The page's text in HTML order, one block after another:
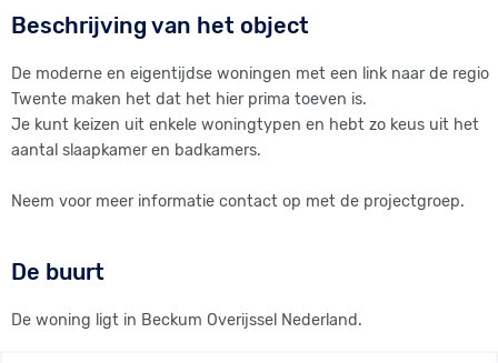
te maken en daarnaast kun je kiezen uit opties als volledige
verhuur of een combinatie van vruchtgebruik en verhuur.
De verhuurrendementen, etc. variëren uiteraard bij deze twee
laatste opties.
Beschrijving van het object
De moderne en eigentijdse woningen met een link naar de regio
Twente maken het dat het hier prima toeven is.
Je kunt keizen uit enkele woningtypen en hebt zo keus uit het
aantal slaapkamer en badkamers.
Neem voor meer informatie contact op met de projectgroep.
De buurt
De woning ligt in Beckum Overijssel Nederland.